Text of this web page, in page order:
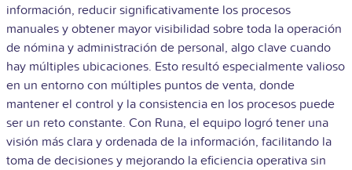
información, reducir significativamente los procesos
manuales y obtener mayor visibilidad sobre toda la operación
de nómina y administración de personal, algo clave cuando
hay múltiples ubicaciones. Esto resultó especialmente valioso
en un entorno con múltiples puntos de venta, donde
mantener el control y la consistencia en los procesos puede
ser un reto constante. Con Runa, el equipo logró tener una
visión más clara y ordenada de la información, facilitando la
toma de decisiones y mejorando la eficiencia operativa sin